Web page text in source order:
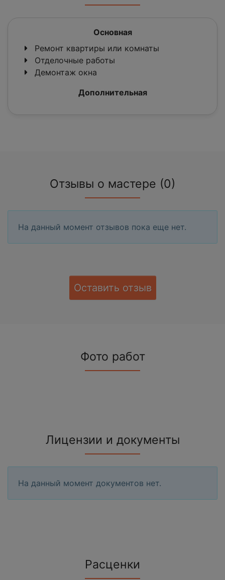
Основная
Ремонт квартиры или комнаты
Отделочные работы
Демонтаж окна
Дополнительная
Отзывы о мастере (0)
На данный момент отзывов пока еще нет.
Оставить отзыв
Фото работ
Лицензии и документы
На данный момент документов нет.
Расценки